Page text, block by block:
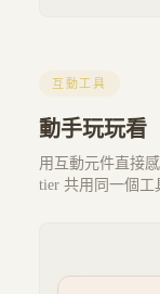
互動工具
動手玩玩看
用互動元件直接
tier 共用同一個工